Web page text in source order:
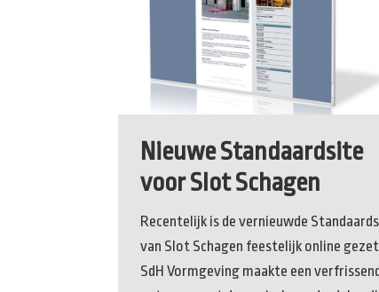
Nieuwe Standaardsite
voor Slot Schagen
Recentelijk is de vernieuwde
van Slot Schagen feestelijk online
SdH Vormgeving maakte een